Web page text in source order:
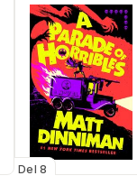
Del 8